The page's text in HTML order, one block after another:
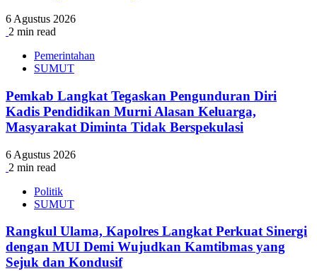
6 Agustus 2026
2 min read
Pemerintahan
SUMUT
Pemkab Langkat Tegaskan Pengunduran Diri
Kadis Pendidikan Murni Alasan Keluarga,
Masyarakat Diminta Tidak Berspekulasi
6 Agustus 2026
2 min read
Politik
SUMUT
Rangkul Ulama, Kapolres Langkat Perkuat Sinergi
dengan MUI Demi Wujudkan Kamtibmas yang
Sejuk dan Kondusif